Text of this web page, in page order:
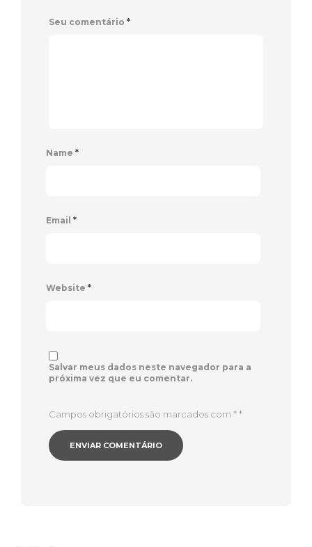
Seu comentário *
Name *
Email *
Website *
Salvar meus dados neste navegador para a
próxima vez que eu comentar.
Campos obrigatórios são marcados com **